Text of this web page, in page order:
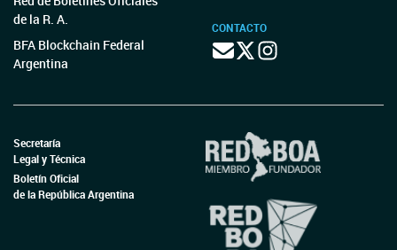
de la R. A.
BFA Blockchain Federal
Argentina
CONTACTO
Secretaría
Legal y Técnica
Boletín Oficial
de la República Argentina